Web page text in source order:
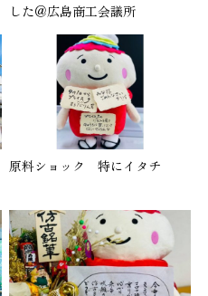
した＠広島商工会議所
原料ショック 特にイタチ